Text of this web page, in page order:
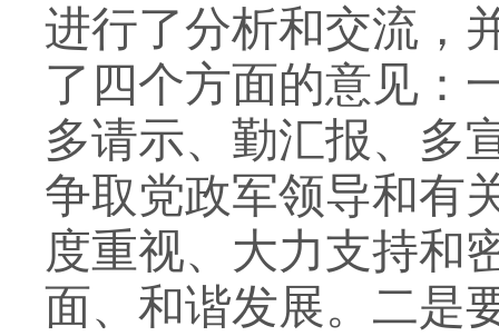
进行了分析和交流，
了四个方面的意见：
多请示、勤汇报、多
争取党政军领导和有
度重视、大力支持和
面、和谐发展。二是